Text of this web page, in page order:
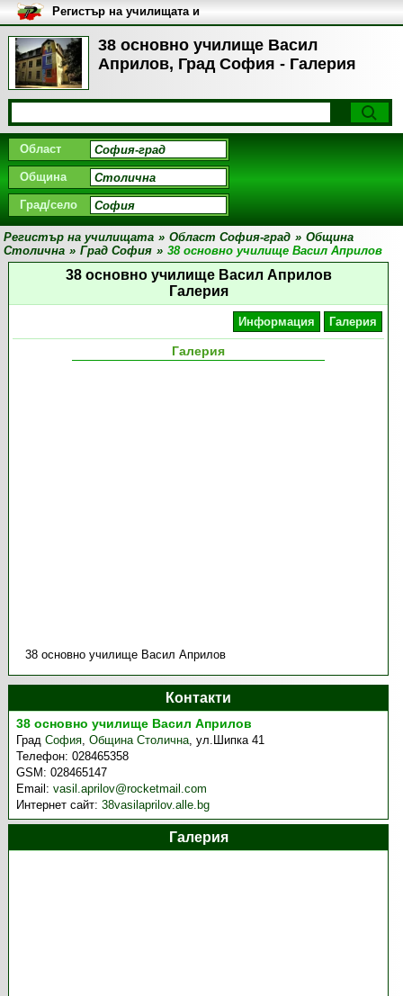
38 основно училище Васил
Априлов, Град София - Галерия
Регистър на училищата и
университетите в България
Област
Община
Град/село
Регистър на училищата » Област София-град » Община
Столична » Град София » 38 основно училище Васил Априлов
38 основно училище Васил Априлов
Галерия
Информация Галерия
Галерия
38 основно училище Васил Априлов
Контакти
38 основно училище Васил Априлов
ГрадСофия,Община Столична,ул.Шипка 41
Телефон:028465358
GSM:028465147
Email:vasil.aprilov@rocketmail.com
Интернет сайт:38vasilaprilov.alle.bg
Галерия